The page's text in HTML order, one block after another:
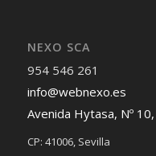
NEXO SCA
954 546 261
info@webnexo.es
Avenida Hytasa, Nº
CP: 41006, Sevilla